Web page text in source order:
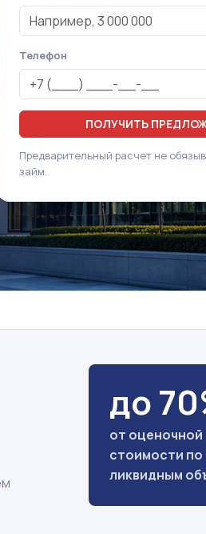
Телефон
ПОЛУЧИТЬ
Предварительный расчет не
займ.
до
от оценочной
стоимости по
ликвидным